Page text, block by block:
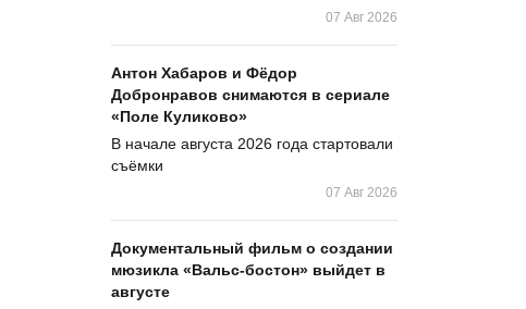
07 Авг 2026
Антон Хабаров и Фёдор
Добронравов снимаются в сериале
«Поле Куликово»
В начале августа 2026 года стартовали
съёмки
07 Авг 2026
Документальный фильм о создании
мюзикла «Вальс-бостон» выйдет в
августе